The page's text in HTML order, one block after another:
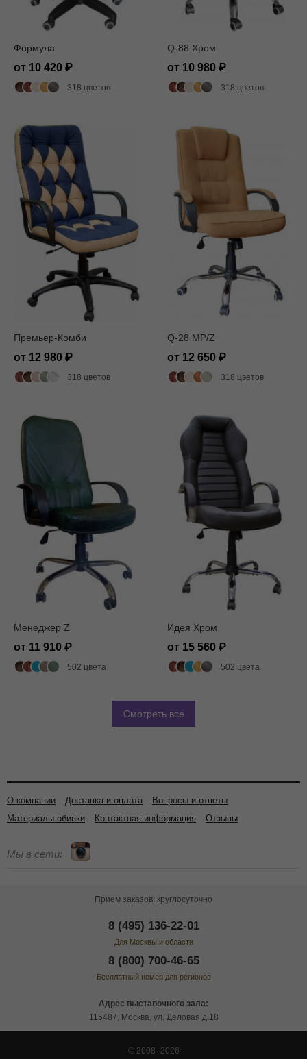
Формула
от 10 420
318 цветов
Q-88 Хром
от 10 980
318 цветов
Премьер-Комби
от 12 980
318 цветов
Q-28 MP/Z
от 12 650
318 цветов
Менеджер Z
от 11 910
502 цвета
Идея Хром
от 15 560
502 цвета
Смотреть все
О компании Доставка и оплата
Вопросы и ответы
Материалы обивки
Контактная информация Отзывы
Мы в сети:
Прием заказов: круглосуточно
8 (495) 136-22-01
Для Москвы и области
8 (800) 700-46-65
Бесплатный номер для регионов
Адрес выставочного зала:
115487, Москва, ул. Деловая д.18
© 2008–2026